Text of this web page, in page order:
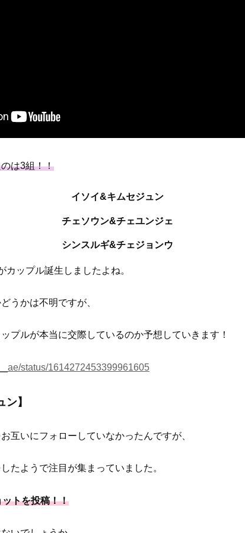
は3組！！
イソイ&キムセジュン
チェソウン&チェユンジェ
シンスルギ&チェジョンウ
ップル誕生しましたよね。
うかは不明ですが、
プルが本当に交際しているのか予想していきます！
status/1614272453399961605
ン】
互いにフォローしていなかったんですが、
したようで注目が集まっていました。
トを投稿！！